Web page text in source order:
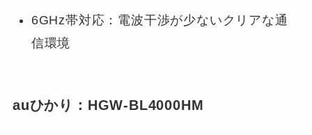
6GHz帯対応：電波干渉が少ないクリアな通
信環境
auひかり：HGW-BL4000HM